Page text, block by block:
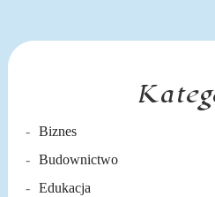
Biznes
Budownictwo
Edukacja